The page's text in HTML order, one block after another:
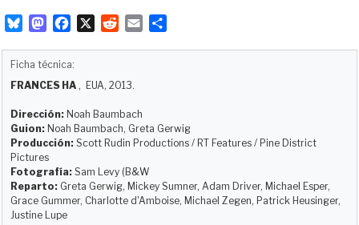
u
s
k
y
M
o
d
o
n
b
o
o
k
X
i
t
t
i
Ficha técnica:
FRANCES HA , EUA, 2013.
Dirección: Noah Baumbach
Guion: Noah Baumbach, Greta Gerwig
Producción: Scott Rudin Productions / RT Features / Pine District
Pictures
Fotografía: Sam Levy (B&W
Reparto: Greta Gerwig, Mickey Sumner, Adam Driver, Michael Esper,
Grace Gummer, Charlotte d'Amboise, Michael Zegen, Patrick Heusinger,
Justine Lupe